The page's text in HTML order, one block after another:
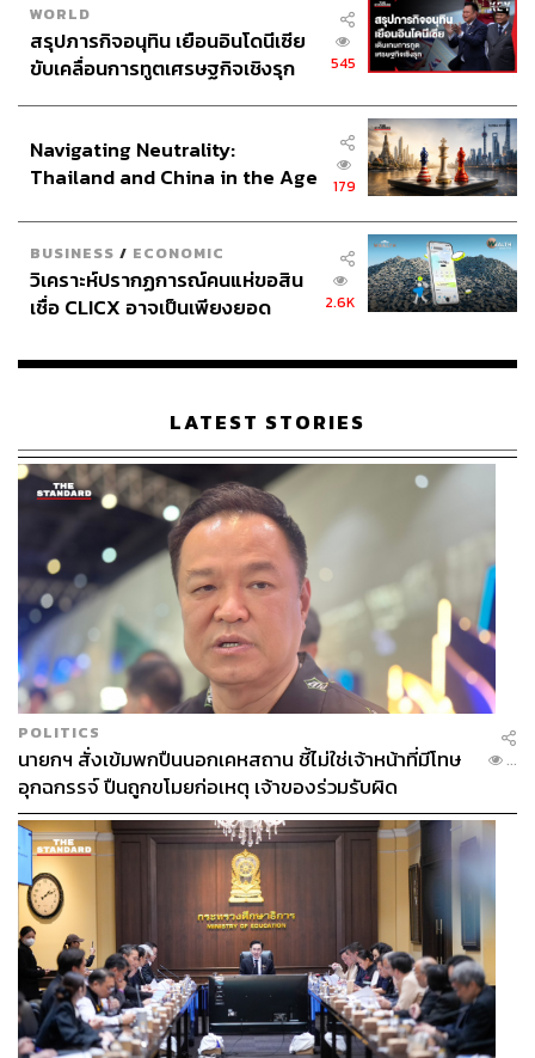
WORLD
สรุปภารกิจอนุทิน เยือนอินโดนีเซีย
ขับเคลื่อนการทูตเศรษฐกิจเชิงรุก
545
Navigating Neutrality:
Thailand and China in the Age
179
BUSINESS / ECONOMIC
วิเคราะห์ปรากฏการณ์คนแห่ขอสิน
เชื่อ CLICX อาจเป็นเพียงยอด
เรือนไทยที่ถูกซุกไว้
2.6K
LATEST STORIES
POLITICS
นายกฯ สั่งเข้มพกปืนนอกเคหสถาน ชี้ไม่ใช่เจ้าหน้าที่มีโทษ
อุกฉกรรจ์ ปืนถูกขโมยก่อเหตุ เจ้าของร่วมรับผิด
...